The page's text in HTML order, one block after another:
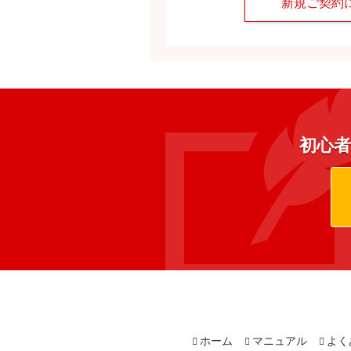
新規ご契約
初心
ホーム マニュアル よ